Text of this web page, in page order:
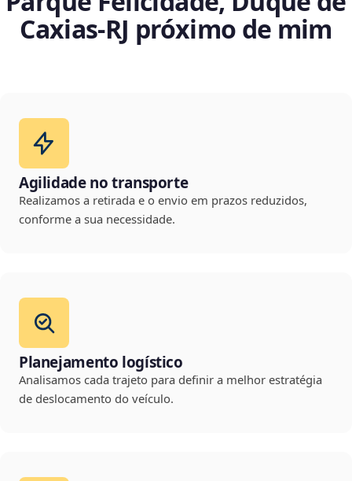
Caxias‑RJ próximo de mim
Agilidade no transporte
Realizamos a retirada e o envio em prazos reduzidos,
conforme a sua necessidade.
Planejamento logístico
Analisamos cada trajeto para definir a melhor estratégia
de deslocamento do veículo.